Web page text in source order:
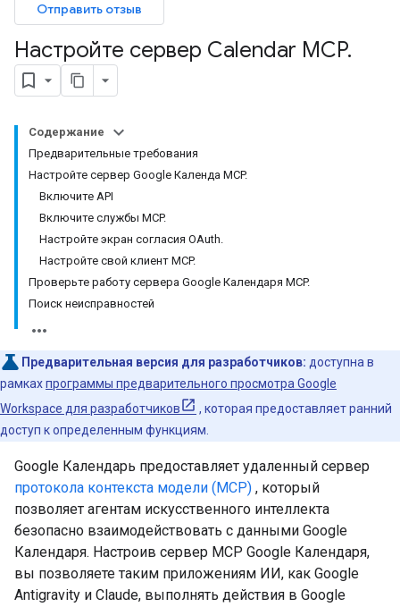
Отправить отзыв
Настройте сервер Calendar MCP.
Содержание
Предварительные требования
Настройте сервер Google Календа MCP.
Включите API
Включите службы MCP.
Настройте экран согласия OAuth.
Настройте свой клиент MCP.
Проверьте работу сервера Google Календаря MCP.
Поиск неисправностей
Предварительная версия для разработчиков: доступна в
рамкахпрограммы предварительного просмотра Google
Workspace для разработчиков
, которая предоставляет ранний
доступ к определенным функциям.
Google Календарь предоставляет удаленный сервер
протокола контекста модели (MCP) , который
позволяет агентам искусственного интеллекта
безопасно взаимодействовать с данными Google
Календаря. Настроив сервер MCP Google Календаря,
вы позволяете таким приложениям ИИ, как Google
Antigravity и Claude, выполнять действия в Google